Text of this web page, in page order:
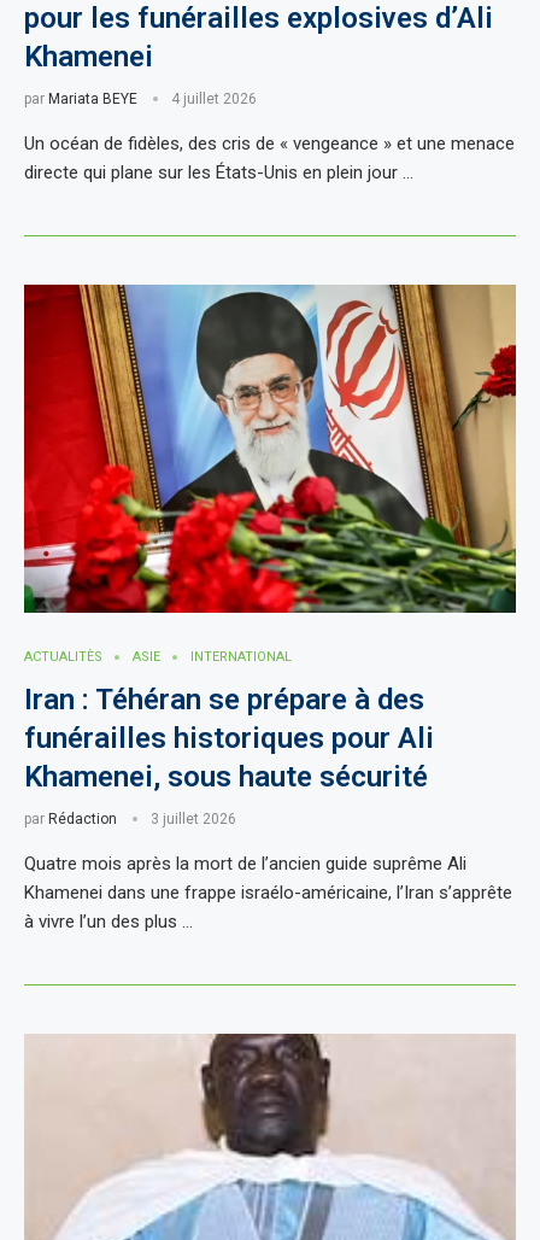
pour les funérailles explosives d’Ali
Khamenei
par Mariata BEYE 4 juillet 2026
Un océan de fidèles, des cris de « vengeance » et une menace
directe qui plane sur les États-Unis en plein jour …
ACTUALITÈS ASIE INTERNATIONAL
Iran : Téhéran se prépare à des
funérailles historiques pour Ali
Khamenei, sous haute sécurité
par Rédaction 3 juillet 2026
Quatre mois après la mort de l’ancien guide suprême Ali
Khamenei dans une frappe israélo-américaine, l’Iran s’apprête
à vivre l’un des plus …